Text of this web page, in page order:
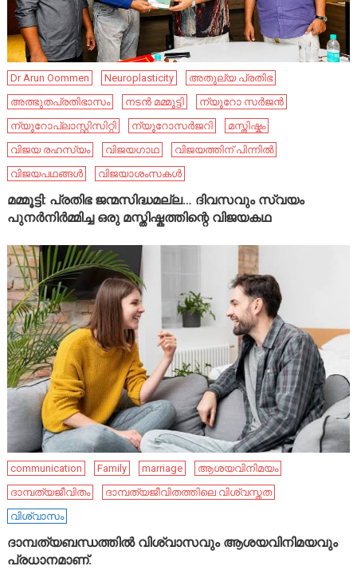
Dr Arun Oommen Neuroplasticity
അതുല്യ പ്രതിഭ
അത്ഭുതപ്രതിഭാസം
നടൻ മമ്മൂട്ടി
ന്യൂറോ സർജൻ
ന്യൂറോപ്ലാസ്റ്റിസിറ്റി
ന്യൂറോസർജറി
മസ്തിഷ്കം
വിജയ രഹസ്യം
വിജയഗാഥ
വിജയത്തിന് പിന്നിൽ
വിജയപഥങ്ങൾ
വിജയാശംസകൾ
മമ്മൂട്ടി: പ്രതിഭ ജന്മസിദ്ധമല്ല… ദിവസവും സ്വയം
പുനർനിർമ്മിച്ച ഒരു മസ്തിഷ്കത്തിന്റെ വിജയകഥ
communication Family marriage
ആശയവിനിമയം
ദാമ്പത്യജീവിതം
ദാമ്പത്യജീവിതത്തിലെ വിശ്വസ്തത
വിശ്വാസം
ദാമ്പത്യബന്ധത്തിൽ വിശ്വാസവും ആശയവിനിമയവും
പ്രധാനമാണ്.